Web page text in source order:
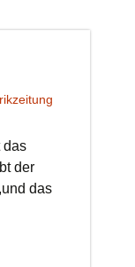
das
der
das